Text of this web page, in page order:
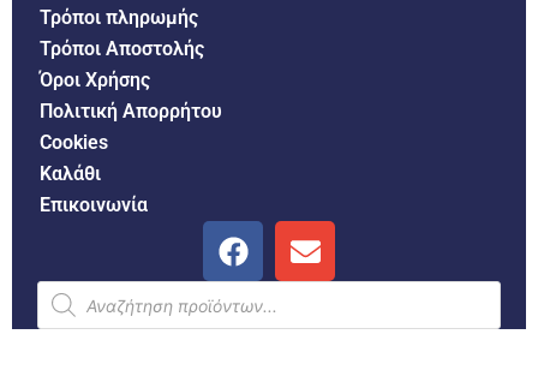
Τρόποι πληρωμής
Τρόποι Αποστολής
Όροι Χρήσης
Πολιτική Απορρήτου
Cookies
Καλάθι
Επικοινωνία